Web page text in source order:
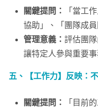
關鍵提問：
「當工
協助」、「團隊成
管理意義： 評估團
讓特定人參與重要
五、【工作力】反映：
關鍵提問：
「目前